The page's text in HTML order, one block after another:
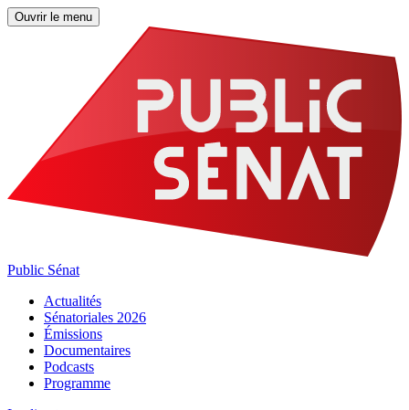
Ouvrir le menu
Public Sénat
Actualités
Sénatoriales 2026
Émissions
Documentaires
Podcasts
Programme